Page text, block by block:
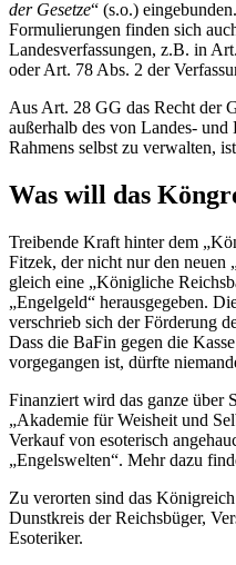
der Gesetze“ (s.o.)
Formulierungen finden sich
Landesverfassungen, z.B. in
oder Art. 78 Abs. 2 der
Aus Art. 28 GG das Recht der
außerhalb des von Landes- und
Rahmens selbst zu verwalten,
Was will das
Treibende Kraft hinter dem
Fitzek, der nicht nur den neuen
gleich eine „Königliche
„Engelgeld“ herausgegeben.
verschrieb sich der Förderung
Dass die BaFin gegen die
vorgegangen ist, dürfte
Finanziert wird das ganze über
„Akademie für Weisheit und
Verkauf von esoterisch
„Engelswelten“. Mehr dazu
Zu verorten sind das
Dunstkreis der Reichsbüger,
Esoteriker.